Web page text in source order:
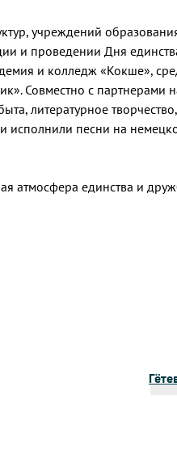
учреждений
и проведении Дня
и колледж «Кокше»,
Совместно с партнерами
литературное
исполнили песни на
атмосфера единства и